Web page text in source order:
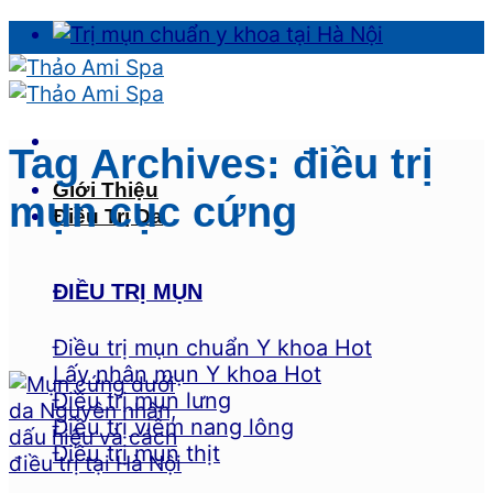
Skip
to
content
Giới Thiệu
Điều Trị Da
ĐIỀU TRỊ MỤN
Điều trị mụn chuẩn Y khoa
Lấy nhân mụn Y khoa
Điều trị mụn lưng
Điều trị viêm nang lông
Điều trị mụn thịt
Tag Archives: điều trị
mụn cục cứng